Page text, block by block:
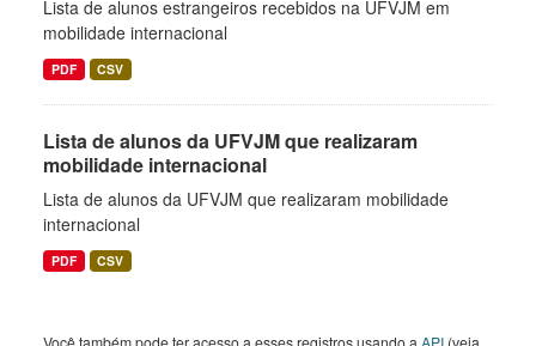
Lista de alunos estrangeiros recebidos na UFVJM em
mobilidade internacional
PDF CSV
Lista de alunos da UFVJM que realizaram
mobilidade internacional
Lista de alunos da UFVJM que realizaram mobilidade
internacional
PDF CSV
Você também pode ter acesso a esses registros usando a API (veja